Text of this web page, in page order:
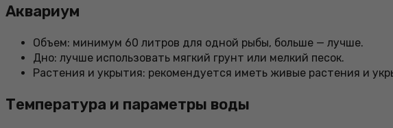
Аквариум
Объем: минимум 60 литров для одной рыбы, больше — лучше.
Дно: лучше использовать мягкий грунт или мелкий песок.
Растения и укрытия: рекомендуется иметь живые растения и
Температура и параметры воды